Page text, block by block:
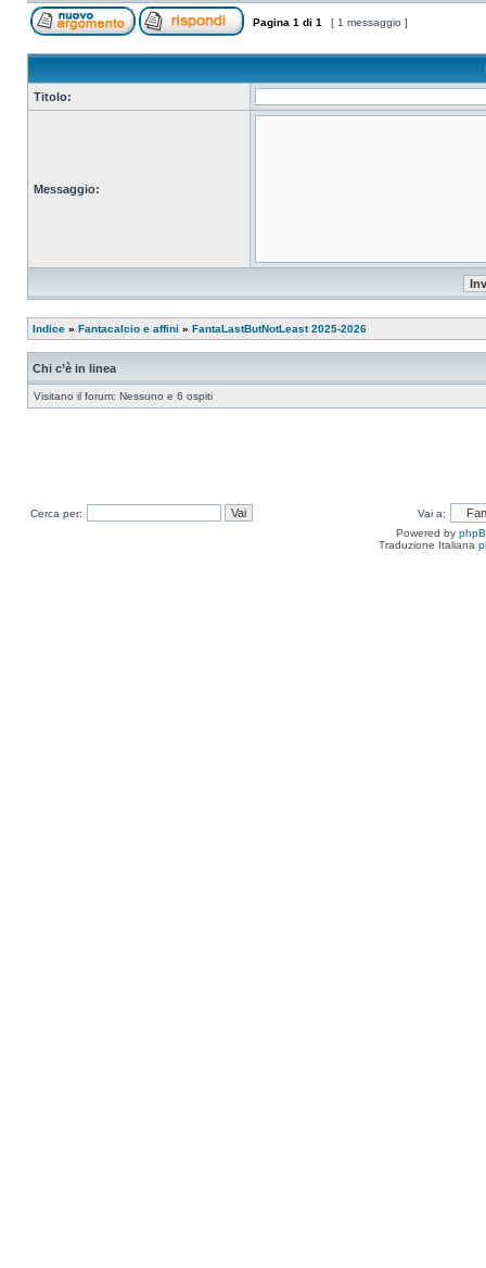
Pagina 1 di 1 [ 1 messaggio ]
Titolo:
Messaggio:
Indice » Fantacalcio e affini » FantaLastButNotLeast 2025-2026
Chi c’è in linea
Visitano il forum: Nessuno e 6 ospiti
Cerca per:
Vai a:
Powered by
Traduzione Italiana